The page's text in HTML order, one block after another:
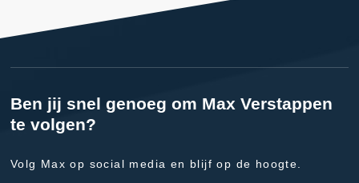
Ben jij snel genoeg om Max Verstappen
te volgen?
Volg Max op social media en blijf op de hoogte.